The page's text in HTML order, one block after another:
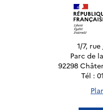
1/7,
Parc de
92298
Tél :